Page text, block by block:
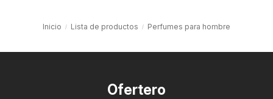
Inicio Lista de productos Perfumes para hombre
Ofertero